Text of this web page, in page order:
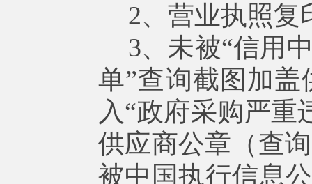
2、营业执照复
3、未被“信用
单”查询截图加
入“政府采购严重
供应商公章（查
被中国执行信息